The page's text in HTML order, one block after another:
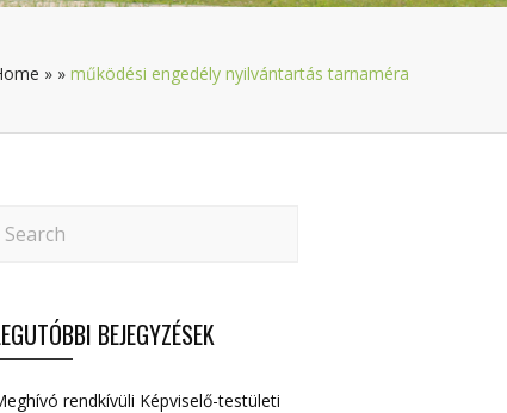
» » működési engedély nyilvántartás tarnaméra
BEJEGYZÉSEK
rendkívüli Képviselő-testületi